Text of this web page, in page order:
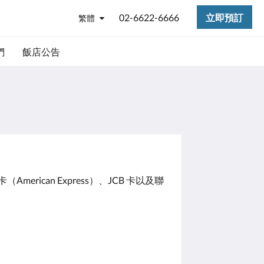
繁體 02-6622-6666 立即預訂
飯店公告
American Express）、JCB 卡以及聯